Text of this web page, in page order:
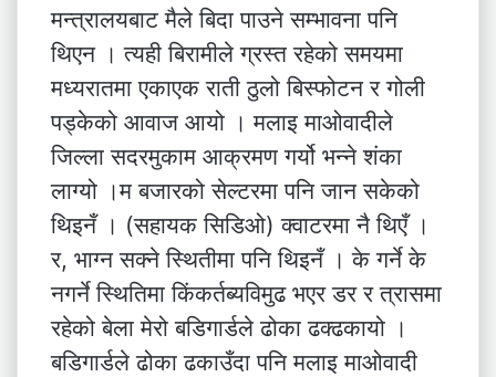
मन्त्रालयबाट मैले बिदा पाउने सम्भावना पनि
थिएन । त्यही बिरामीले ग्रस्त रहेको समयमा
मध्यरातमा एकाएक राती ठुलो बिस्फोटन र गोली
पड्केको आवाज आयो । मलाइ माओवादीले
जिल्ला सदरमुकाम आक्रमण गर्यो भन्ने शंका
लाग्यो ।म बजारको सेल्टरमा पनि जान सकेको
थिइनँ । (सहायक सिडिओ) क्वाटरमा नै थिएँ ।
र, भाग्न सक्ने स्थितीमा पनि थिइनँ । के गर्ने के
नगर्ने स्थितिमा किंकर्तब्यविमुढ भएर डर र त्रासमा
रहेको बेला मेरो बडिगार्डले ढोका ढक्ढकायो ।
बडिगार्डले ढोका ढकाउँदा पनि मलाइ माओवादी